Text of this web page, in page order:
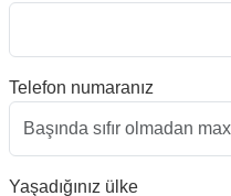
Telefon numaranız
Yaşadığınız ülke